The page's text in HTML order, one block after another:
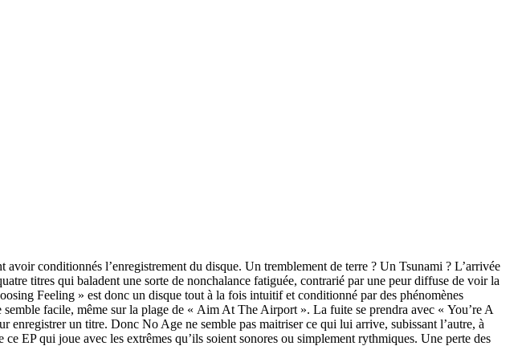
conditionnés l’enregistrement du disque. Un tremblement de terre ? Un Tsunami ? L’arrivée
titres qui baladent une sorte de nonchalance fatiguée, contrarié par une peur diffuse de voir la
Feeling » est donc un disque tout à la fois intuitif et conditionné par des phénomènes
facile, même sur la plage de « Aim At The Airport ». La fuite se prendra avec « You’re A
un titre. Donc No Age ne semble pas maitriser ce qui lui arrive, subissant l’autre, à
EP qui joue avec les extrêmes qu’ils soient sonores ou simplement rythmiques. Une perte des